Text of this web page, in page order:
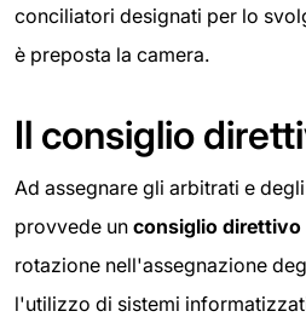
conciliatori designati per lo
è preposta la camera.
Il consiglio
Ad assegnare gli arbitrati e
provvede un consiglio direttivo
rotazione nell'assegnazione
l'utilizzo di sistemi